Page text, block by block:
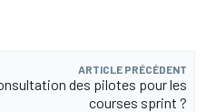
ARTICLE PRÉCÉDENT
des pilotes pour les
courses sprint ?